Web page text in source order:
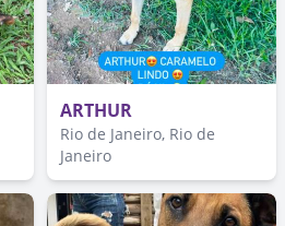
ARTHUR
Rio de Janeiro, Rio de
Janeiro